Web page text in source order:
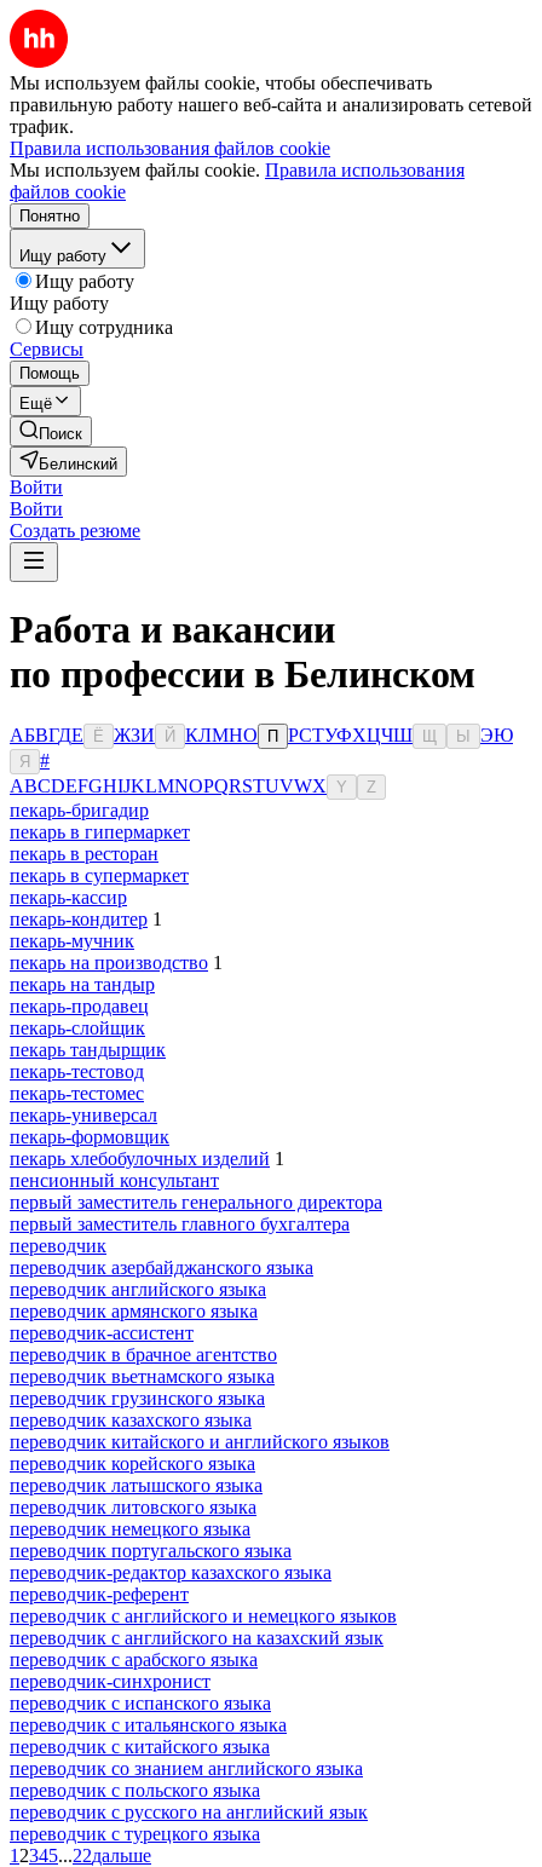
Мы используем файлы cookie, чтобы обеспечивать
правильную работу нашего веб-сайта и анализировать сетевой
трафик.
Правила использования файлов cookie
Мы используем файлы cookie. Правила использования
файлов cookie
Понятно
Ищу работу
Ищу работу
Ищу работу
Ищу сотрудника
Сервисы
Помощь
Ещё
Поиск
Белинский
Войти
Войти
Создать резюме
Работа и вакансии
по профессии в Белинском
АБВГДЕ Ё ЖЗИ Й КЛМНО П РСТУФХЦЧШ Ы ЭЮ
Я
#
ABCDEFGHIJKLMNOPQRSTUVWX Y Z
пекарь-бригадир
пекарь в гипермаркет
пекарь в ресторан
пекарь в супермаркет
пекарь-кассир
пекарь-кондитер 1
пекарь-мучник
пекарь на производство 1
пекарь на тандыр
пекарь-продавец
пекарь-слойщик
пекарь тандырщик
пекарь-тестовод
пекарь-тестомес
пекарь-универсал
пекарь-формовщик
пекарь хлебобулочных изделий 1
пенсионный консультант
первый заместитель генерального директора
первый заместитель главного бухгалтера
переводчик
переводчик азербайджанского языка
переводчик английского языка
переводчик армянского языка
переводчик-ассистент
переводчик в брачное агентство
переводчик вьетнамского языка
переводчик грузинского языка
переводчик казахского языка
переводчик китайского и английского языков
переводчик корейского языка
переводчик латышского языка
переводчик литовского языка
переводчик немецкого языка
переводчик португальского языка
переводчик-редактор казахского языка
переводчик-референт
переводчик с английского и немецкого языков
переводчик с английского на казахский язык
переводчик с арабского языка
переводчик-синхронист
переводчик с испанского языка
переводчик с итальянского языка
переводчик с китайского языка
переводчик со знанием английского языка
переводчик с польского языка
переводчик с русского на английский язык
переводчик с турецкого языка
1 2345...22дальше